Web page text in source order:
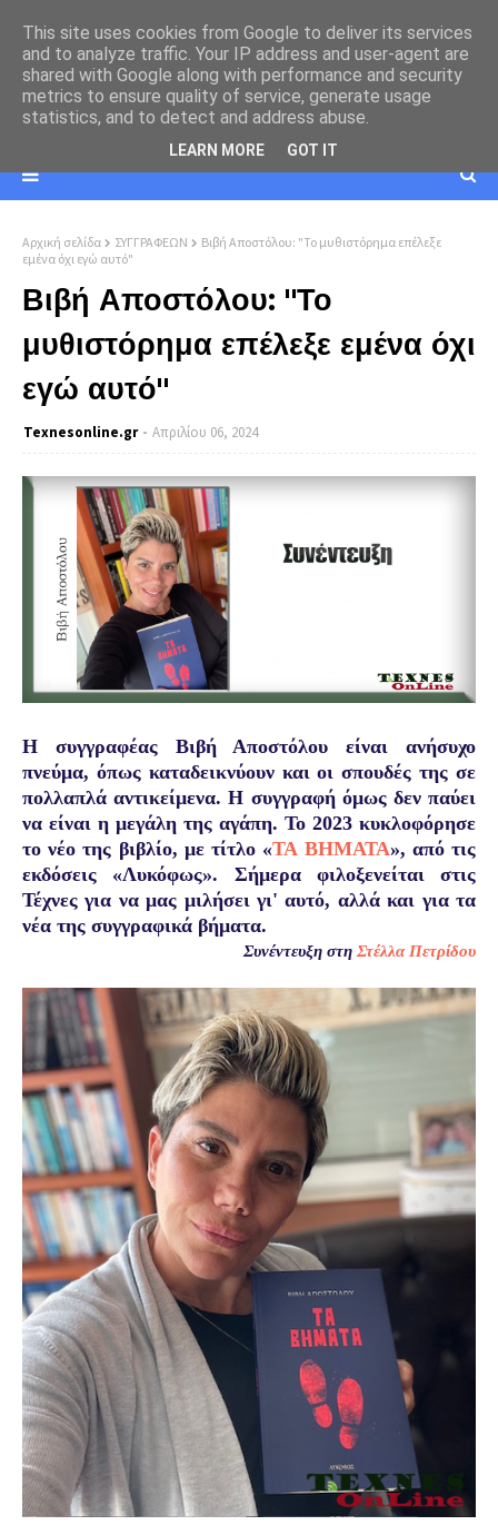
Αρχική σελίδα ΣΥΓΓΡΑΦΕΩΝ
Βιβή Αποστόλου: "Το μυθιστόρημα επέλεξε
εμένα όχι εγώ αυτό"
Βιβή Αποστόλου: "Το
μυθιστόρημα επέλεξε εμένα όχι
εγώ αυτό"
Texnesοnline.gr Απριλίου 06, 2024
Η συγγραφέας Βιβή Αποστόλου είναι ανήσυχο
πνεύμα, όπως καταδεικνύουν και οι σπουδές της σε
πολλαπλά αντικείμενα. Η συγγραφή όμως δεν παύει
να είναι η μεγάλη της αγάπη. Το 2023 κυκλοφόρησε
το νέο της βιβλίο, με τίτλο «ΤΑ ΒΗΜΑΤΑ», από τις
εκδόσεις «Λυκόφως». Σήμερα φιλοξενείται στις
Τέχνες για να μας μιλήσει γι' αυτό, αλλά και για τα
νέα της συγγραφικά βήματα.
Συνέντευξη στη Στέλλα Πετρίδου
This site uses cookies from Google to deliver its services
and to analyze traffic. Your IP address and user-agent are
shared with Google along with performance and security
metrics to ensure quality of service, generate usage
statistics, and to detect and address abuse.
LEARN MORE GOT IT